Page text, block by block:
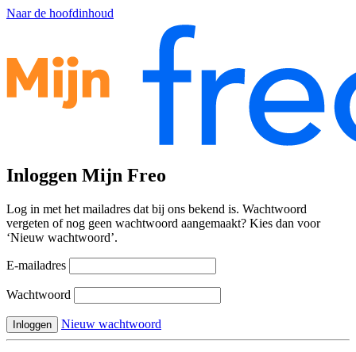
Naar de hoofdinhoud
Inloggen Mijn Freo
Log in met het mailadres dat bij ons bekend is. Wachtwoord
vergeten of nog geen wachtwoord aangemaakt? Kies dan voor
‘Nieuw wachtwoord’.
E-mailadres
Wachtwoord
Inloggen Nieuw wachtwoord